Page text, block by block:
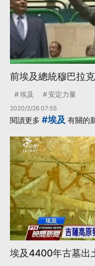
前埃及總統穆巴拉
埃及 安定力量
2020/2/26 07:55
閱讀更多 #埃及 有關的
埃及4400年古墓出